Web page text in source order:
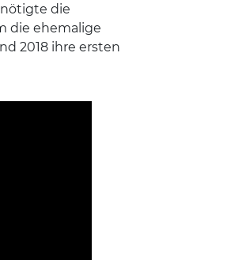
die
die ehemalige
2018 ihre ersten